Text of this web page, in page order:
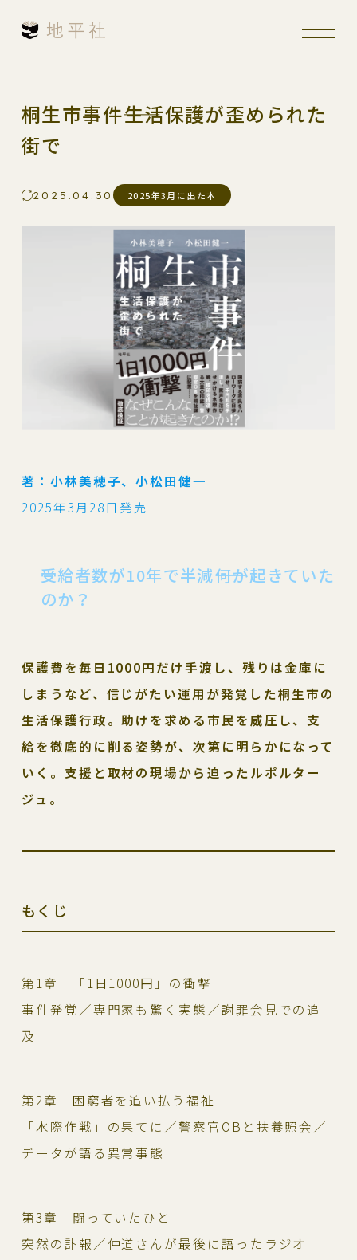
桐生市事件――生活保護が歪められた
街で
2025.04.30 2025年3月に出た本
著：小林美穂子、小松田健一
2025年3月28日発売
受給者数が10年で半減――何が起きていた
のか？
保護費を毎日1000円だけ手渡し、残りは金庫に
しまうなど、信じがたい運用が発覚した桐生市の
生活保護行政。助けを求める市民を威圧し、支
給を徹底的に削る姿勢が、次第に明らかになって
いく。支援と取材の現場から迫ったルポルター
ジュ。
もくじ
第1章 「1日1000円」の衝撃
事件発覚／専門家も驚く実態／謝罪会見での追
及
第2章 困窮者を追い払う福祉
「水際作戦」の果てに／警察官OBと扶養照会／
データが語る異常事態
第3章 闘っていたひと
突然の訃報／仲道さんが最後に語ったラジオ